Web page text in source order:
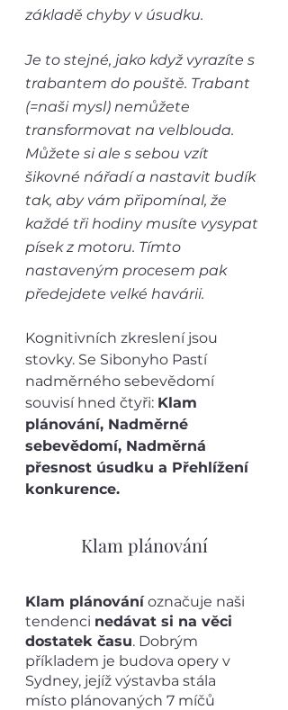
základě chyby v úsudku.
Je to stejné, jako když vyrazíte s
trabantem do pouště. Trabant
(=naši mysl) nemůžete
transformovat na velblouda.
Můžete si ale s sebou vzít
šikovné nářadí a nastavit budík
tak, aby vám připomínal, že
každé tři hodiny musíte vysypat
písek z motoru. Tímto
nastaveným procesem pak
předejdete velké havárii.
Kognitivních zkreslení jsou
stovky. Se Sibonyho Pastí
nadměrného sebevědomí
souvisí hned čtyři: Klam
plánování, Nadměrné
sebevědomí, Nadměrná
přesnost úsudku a Přehlížení
konkurence.
Klam plánování
Klam plánování označuje naši
tendenci nedávat si na věci
dostatek času. Dobrým
příkladem je budova opery v
Sydney, jejíž výstavba stála
místo plánovaných 7 míčů